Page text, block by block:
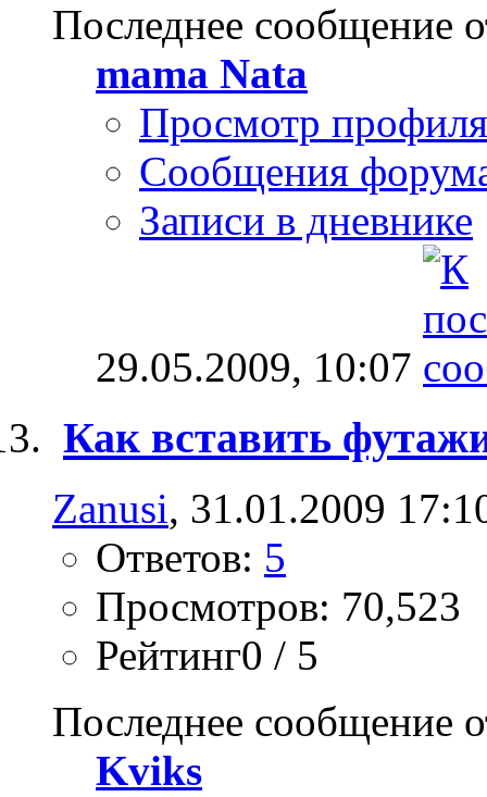
Последнее сообщение
mama Nata
Просмотр профиля
Сообщения
Записи в дневнике
29.05.2009, 10:07
Как вставить
Zanusi, 31.01.2009
Ответов: 5
Просмотров: 70,523
Рейтинг0 / 5
Последнее сообщение
Kviks